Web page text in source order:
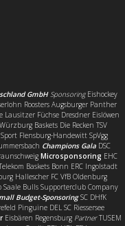
GmbH SponsoringEishockey
Roosters Augsburger Panther
Füchse Dresdner Eislöwen
Baskets Die Recken TSV
Flensburg-Handewitt SpVgg
Champions GalaDSC
Microsponsoring EHC
Baskets Bonn ERC Ingolstadt
Hallescher FC VfB Oldenburg
Bulls Supporterclub Company
Budget-SponsoringSC DHfK
Pinguine DEL SC Riessersee
Eisbären Regensburg PartnerTUSEM